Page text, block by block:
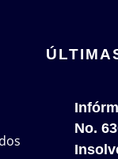
No.